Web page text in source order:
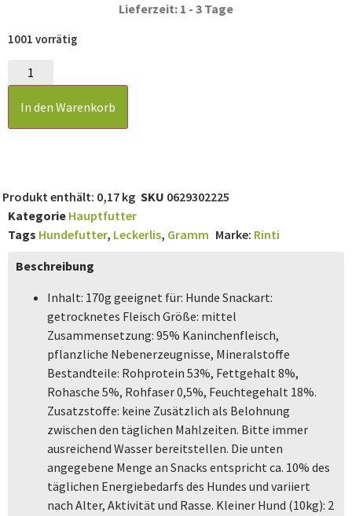
Lieferzeit: 1 - 3 Tage
1001 vorrätig
In den Warenkorb
Produkt enthält: 0,17 kg SKU 0629302225
Kategorie Hauptfutter
Tags Hundefutter, Leckerlis, Gramm Marke: Rinti
Beschreibung
Inhalt: 170g geeignet für: Hunde Snackart:
getrocknetes Fleisch Größe: mittel
Zusammensetzung: 95% Kaninchenfleisch,
pflanzliche Nebenerzeugnisse, Mineralstoffe
Bestandteile: Rohprotein 53%, Fettgehalt 8%,
Rohasche 5%, Rohfaser 0,5%, Feuchtegehalt 18%.
Zusatzstoffe: keine Zusätzlich als Belohnung
zwischen den täglichen Mahlzeiten. Bitte immer
ausreichend Wasser bereitstellen. Die unten
angegebene Menge an Snacks entspricht ca. 10% des
täglichen Energiebedarfs des Hundes und variiert
nach Alter, Aktivität und Rasse. Kleiner Hund (10kg): 2